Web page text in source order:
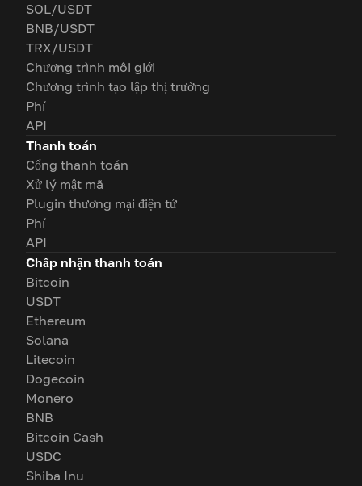
SOL/USDT
BNB/USDT
TRX/USDT
Chương trình môi giới
Chương trình tạo lập thị trường
Phí
API
Thanh toán
Cổng thanh toán
Xử lý mật mã
Plugin thương mại điện tử
Phí
API
Chấp nhận thanh toán
Bitcoin
USDT
Ethereum
Solana
Litecoin
Dogecoin
Monero
BNB
Bitcoin Cash
USDC
Shiba Inu